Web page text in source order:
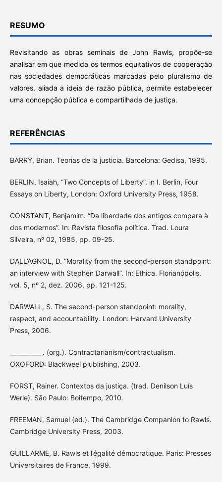
RESUMO
Revisitando as obras seminais de John Rawls, propõe-se
analisar em que medida os termos equitativos de cooperação
nas sociedades democráticas marcadas pelo pluralismo de
valores, aliada a ideia de razão pública, permite estabelecer
uma concepção pública e compartilhada de justiça.
REFERÊNCIAS
BARRY, Brian. Teorias de la justicia. Barcelona: Gedisa, 1995.
BERLIN, Isaiah, “Two Concepts of Liberty”, in I. Berlin, Four
Essays on Liberty, London: Oxford University Press, 1958.
CONSTANT, Benjamim. “Da liberdade dos antigos compara à
dos modernos”. In: Revista filosofia política. Trad. Loura
Silveira, nº 02, 1985, pp. 09-25.
DALL’AGNOL, D. “Morality from the second-person standpoint:
an interview with Stephen Darwall”. In: Ethica. Florianópolis,
vol. 5, nº 2, dez. 2006, pp. 121-125.
DARWALL, S. The second-person standpoint: morality,
respect, and accountability. London: Harvard University
Press, 2006.
___________. (org.). Contractarianism/contractualism.
OXOFORD: Blackweel plublishing, 2003.
FORST, Rainer. Contextos da justiça. (trad. Denilson Luís
Werle). São Paulo: Boitempo, 2010.
FREEMAN, Samuel (ed.). The Cambridge Companion to Rawls.
Cambridge University Press, 2003.
GUILLARME, B. Rawls et l’égalité démocratique. Paris: Presses
Universitaires de France, 1999.